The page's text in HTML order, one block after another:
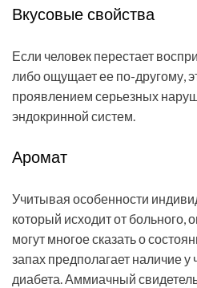
Вкусовые свойства
Если человек перестает
либо ощущает ее по-другому,
проявлением серьезных
эндокринной систем.
Аромат
Учитывая особенности
который исходит от больного,
могут многое сказать о
запах предполагает наличие у
диабета. Аммиачный